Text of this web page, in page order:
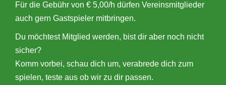
Für die Gebühr von € 5,00/h dürfen Vereinsmitglieder
auch gern Gastspieler mitbringen.
Du möchtest Mitglied werden, bist dir aber noch nicht
sicher?
Komm vorbei, schau dich um, verabrede dich zum
spielen, teste aus ob wir zu dir passen.